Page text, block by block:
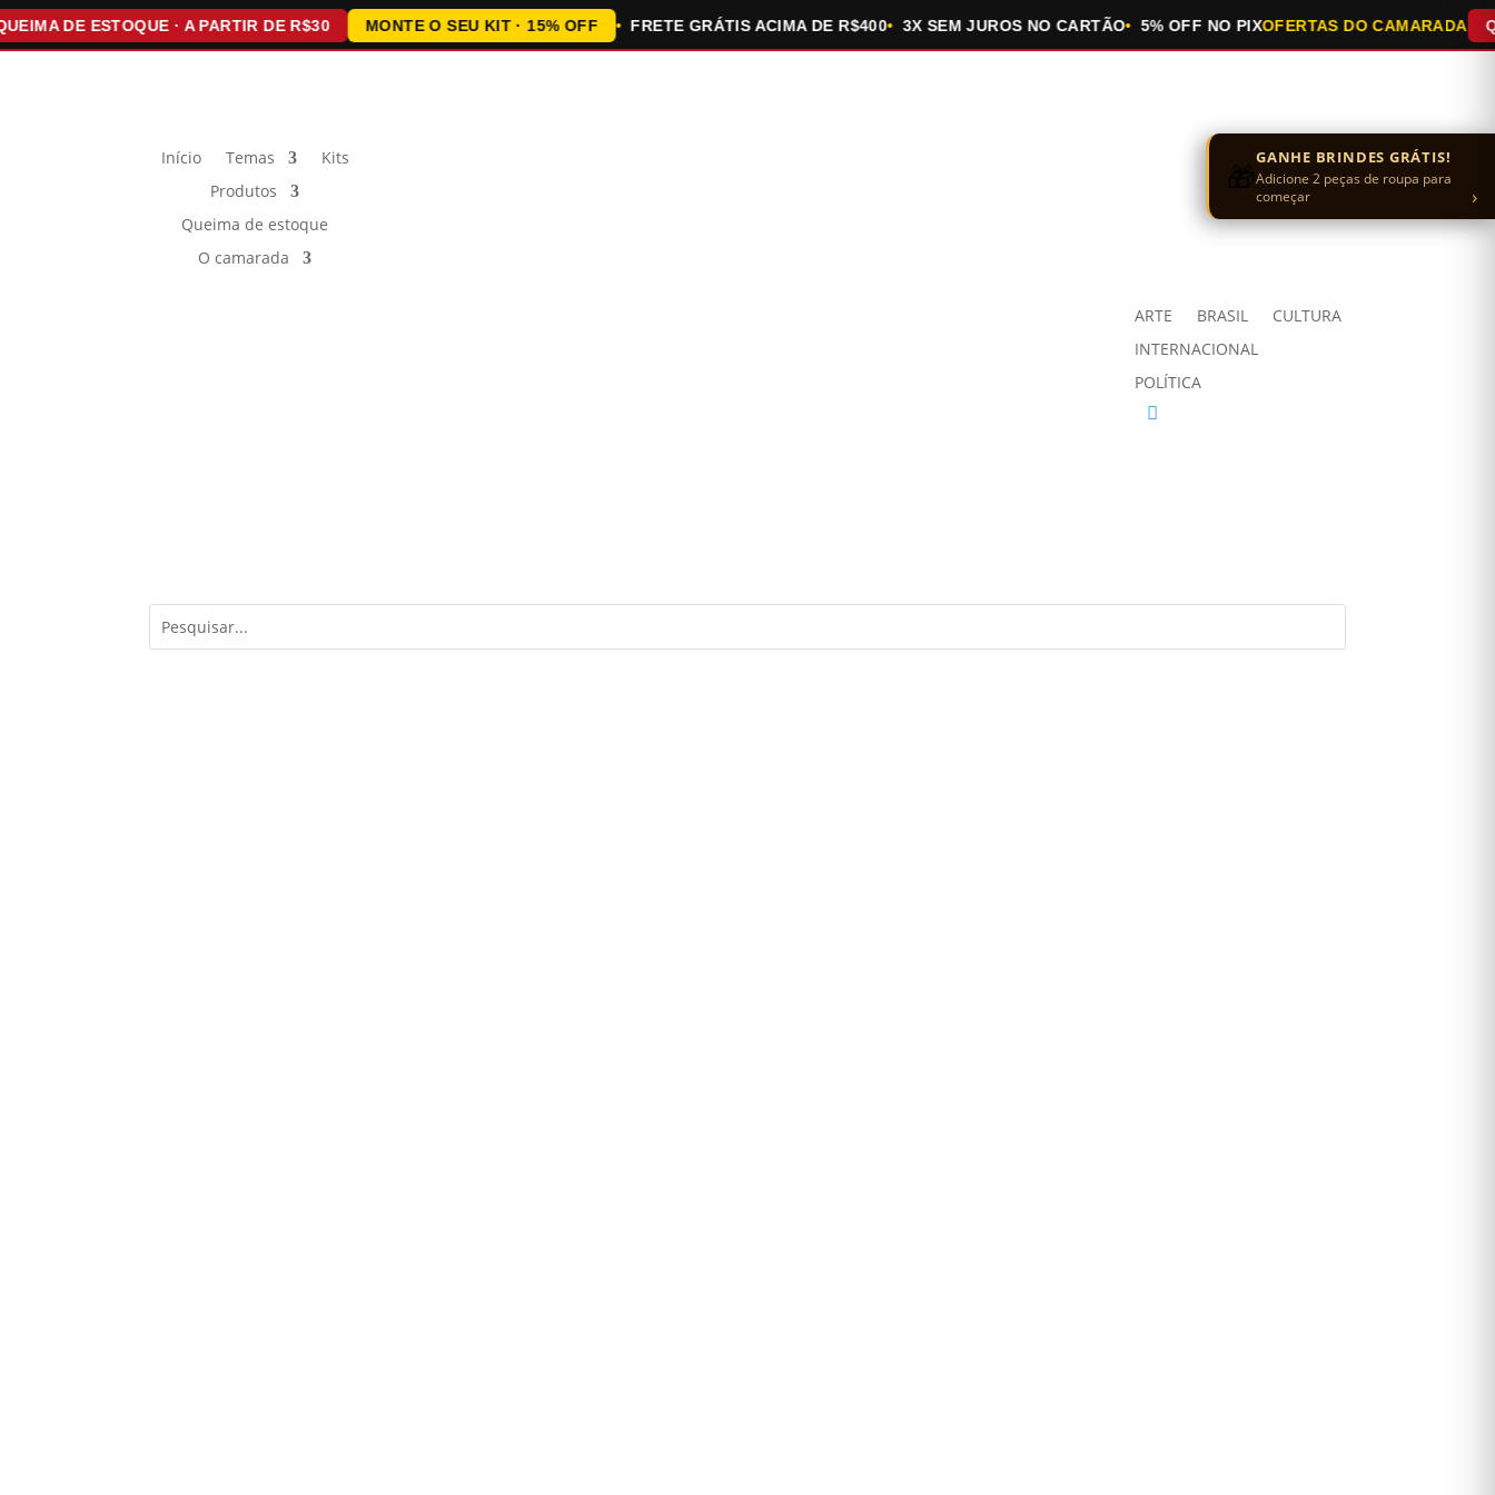
DE ESTOQUE · A PARTIR DE R$30 MONTE O SEU KIT · 15% OFF FRETE GRÁTIS ACIMA DE R$400 3X SEM JUROS NO CARTÃO 5% OFF NO PIXOFERTAS DO CAMARADA
Início Temas
Kits
Produtos
Queima de estoque
O camarada
ARTE BRASIL
CULTURA
INTERNACIONAL
POLÍTICA
🎁GANHE BRINDES GRÁTIS!
Adicione 2 peças de roupa para
começar
›